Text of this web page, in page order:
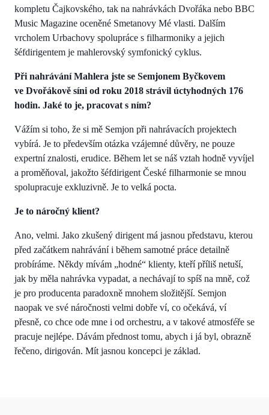
kompletu Čajkovského, tak na nahrávkách Dvořáka nebo BBC
Music Magazine oceněné Smetanovy Mé vlasti. Dalším
vrcholem Urbachovy spolupráce s filharmoniky a jejich
šéfdirigentem je mahlerovský symfonický cyklus.
Při nahrávání Mahlera jste se Semjonem Byčkovem
ve Dvořákově síni od roku 2018 strávil úctyhodných 176
hodin. Jaké to je, pracovat s ním?
Vážím si toho, že si mě Semjon při nahrávacích projektech
vybírá. Je to především otázka vzájemné důvěry, ne pouze
expertní znalosti, erudice. Během let se náš vztah hodně vyvíjel
a proměňoval, jakožto šéfdirigent České filharmonie se mnou
spolupracuje exkluzivně. Je to velká pocta.
Je to náročný klient?
Ano, velmi. Jako zkušený dirigent má jasnou představu, kterou
před začátkem nahrávání i během samotné práce detailně
probíráme. Někdy mívám „hodné“ klienty, kteří příliš netuší,
jak by měla nahrávka vypadat, a nechávají to spíš na mně, což
je pro producenta paradoxně mnohem složitější. Semjon
naopak ve své náročnosti velmi dobře ví, co očekává, ví
přesně, co chce ode mne i od orchestru, a v takové atmosféře se
pracuje nejlépe. Dávám přednost tomu, abych i já byl, obrazně
řečeno, dirigován. Mít jasnou koncepci je základ.